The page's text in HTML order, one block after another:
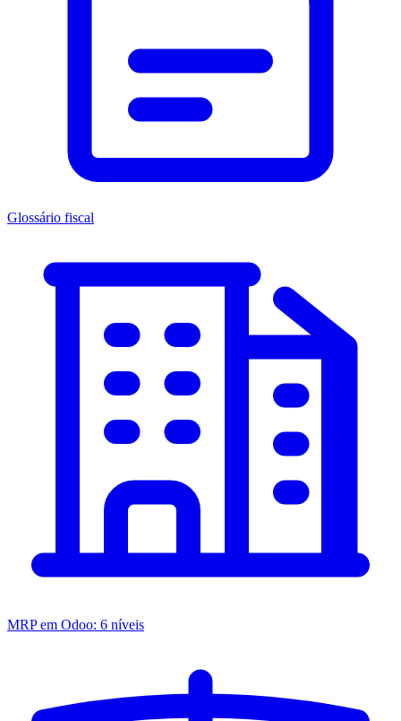
Glossário fiscal
MRP em Odoo: 6 níveis